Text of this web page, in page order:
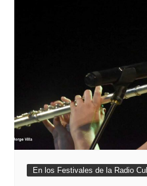
En los Festivales de la Radio